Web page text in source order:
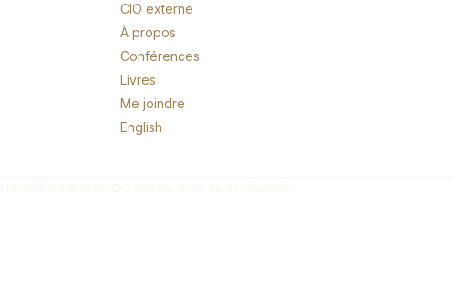
CIO externe
À propos
Conférences
Livres
Me joindre
English